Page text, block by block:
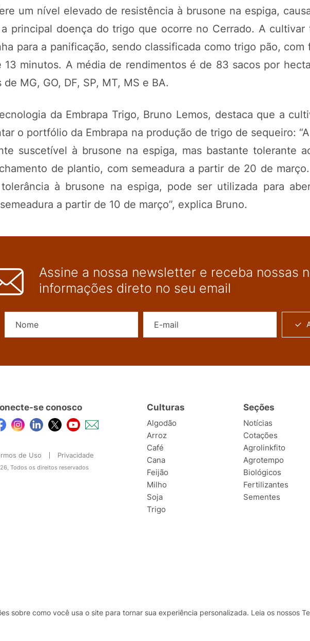
um nível elevado de resistência à brusone na espiga,
principal doença do trigo que ocorre no Cerrado. A cultivar
para a panificação, sendo classificada como trigo pão, com
minutos. A média de rendimentos é de 83 sacos por
MG, GO, DF, SP, MT, MS e BA.
da Embrapa Trigo, Bruno Lemos, destaca que a
o portfólio da Embrapa na produção de trigo de sequeiro:
suscetível à brusone na espiga, mas bastante tolerante
de plantio, com semeadura a partir de 20 de
à brusone na espiga, pode ser utilizada para
a partir de 10 de março”, explica Bruno.
Assine a nossa newsletter e receba nossas
informações direto no seu email
se conosco
de Uso Privacidade
Todos os direitos reservados
Culturas
Algodão
Arroz
Café
Cana
Feijão
Milho
Soja
Trigo
Seções
Notícias
Cotações
Agrolinkfito
Agrotempo
Biológicos
Fertilizantes
Sementes
sobre como você usa o site para tornar sua experiência personalizada. Leia os nossos